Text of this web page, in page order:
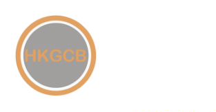
内
容